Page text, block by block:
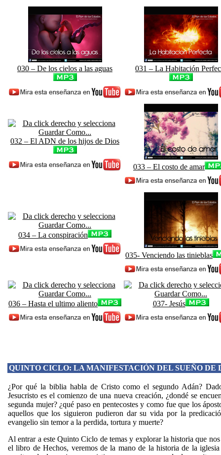
030 – De los cielos a las aguas 031 – La Habitación
032 – El ADN de los hijos de Dios
033 – El costo de amar
034 – La conspiración
035- Venciendo las tinieblas
036 – Hasta el ultimo aliento 037- Jesús
QUINTO CICLO: LA MANIFESTACIÓN DEL SUEÑO DE
¿Por qué la biblia habla de Cristo como el segundo Adán?
Jesucristo es el comienzo de una nueva creación, ¿dondé se
segunda mujer? ¿qué paso en pentecostes y como fue que los
aquellos que los siguieron pudieron dar su vida por la
evangelio sin temor a la perdida, tortura y muerte?
Al entrar a este Quinto Ciclo de temas y explorar la historia que
el libro de Hechos, veremos de la mano de la historia de la